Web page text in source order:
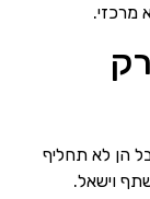
מרכזי.
הן לא תחליף
וישאל.